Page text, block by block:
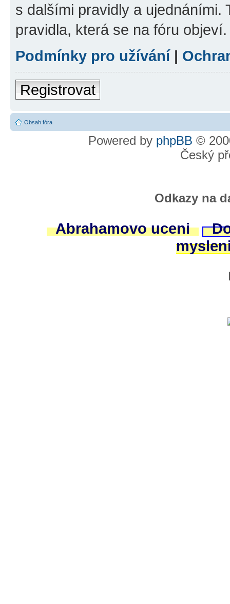
s dalšími pravidly a ujednáními.
pravidla, která se na fóru objeví.
Podmínky pro užívání|
Registrovat
Obsah fóra
Powered by phpBB ©
Český
Odkazy na
Abrahamovo uceni